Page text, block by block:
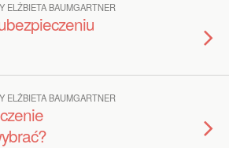
ELŻBIETA BAUMGARTNER
ELŻBIETA BAUMGARTNER